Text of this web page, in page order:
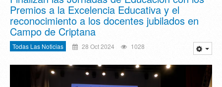
Premios a la Excelencia Educativa y el
reconocimiento a los docentes jubilados en
Campo de Criptana
Todas Las Noticias 28 Oct 2024 1028